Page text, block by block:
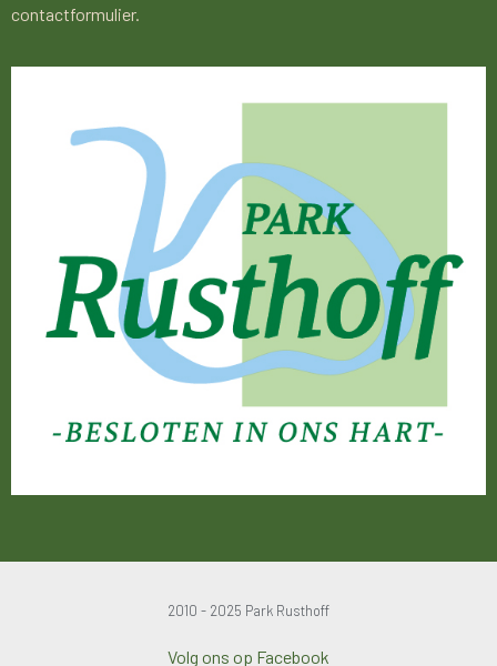
contactformulier.
2010 - 2025 Park Rusthoff
Volg ons op Facebook